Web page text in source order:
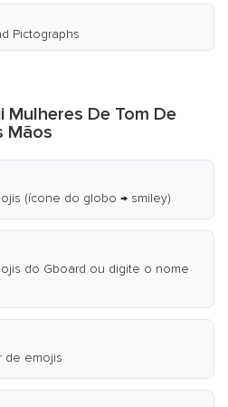
Pictographs
De Tom De
Mãos
(ícone do globo → smiley)
do Gboard ou digite o nome
de emojis